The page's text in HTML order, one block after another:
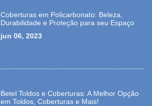
Coberturas em Policarbonato: Beleza,
Durabilidade e Proteção para seu Espaço
jun 06, 2023
Betel Toldos e Coberturas: A Melhor Opção
em Toldos, Coberturas e Mais!